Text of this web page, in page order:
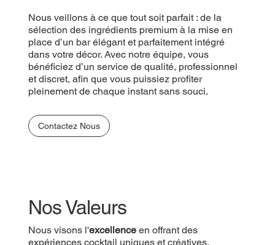
Nous veillons à ce que tout soit parfait : de la
sélection des ingrédients premium à la mise en
place d’un bar élégant et parfaitement intégré
dans votre décor. Avec notre équipe, vous
bénéficiez d’un service de qualité, professionnel
et discret, afin que vous puissiez profiter
pleinement de chaque instant sans souci.
Contactez Nous
Nos Valeurs
Nous visons l'excellenceen offrant des
expériences cocktail uniques et créatives.